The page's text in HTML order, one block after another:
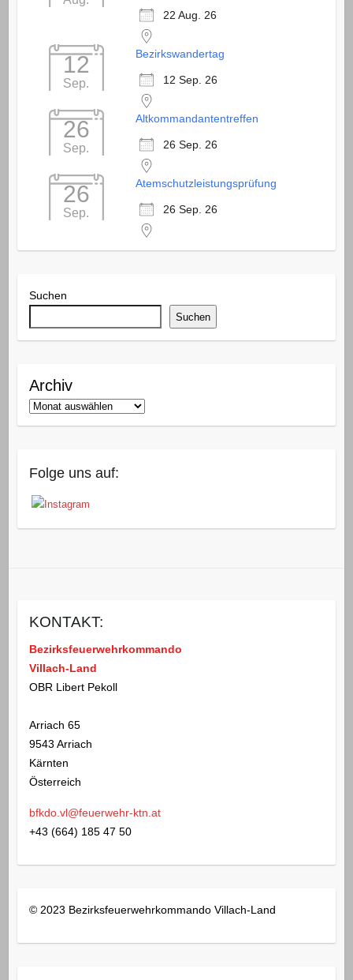
22 Aug. 26
12
Sep.
Bezirkswandertag
12 Sep. 26
26
Sep.
Altkommandantentreffen
26 Sep. 26
26
Sep.
Atemschutzleistungsprüfung
26 Sep. 26
Suchen
Suchen
Archiv
Folge uns auf:
KONTAKT:
Bezirksfeuerwehrkommando
Villach-Land
OBR Libert Pekoll
Arriach 65
9543 Arriach
Kärnten
Österreich
bfkdo.vl@feuerwehr-ktn.at
+43 (664) 185 47 50
© 2023 Bezirksfeuerwehrkommando Villach-Land